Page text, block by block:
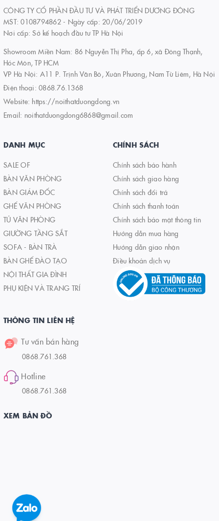
CÔNG TY CỔ PHẦN ĐẦU TƯ VÀ PHÁT TRIỂN DƯƠNG ĐÔNG
MST: 0108794862 - Ngày cấp: 20/06/2019
Nơi cấp: Sở kế hoạch đầu tư TP Hà Nội
Showroom Miền Nam: 86 Nguyễn Thị Pha, ấp 6, xã Đông Thạnh,
Hóc Môn, TP HCM
VP Hà Nội: A11 P. Trịnh Văn Bô, Xuân Phương, Nam Từ Liêm, Hà Nội
Điện thoại: 0868.76.1368
Website: https://noithatduongdong.vn
Email: noithatduongdong6868@gmail.com
DANH MỤC
SALE OF
BÀN VĂN PHÒNG
BÀN GIÁM ĐỐC
GHẾ VĂN PHÒNG
TỦ VĂN PHÒNG
GIƯỜNG TẦNG SẮT
SOFA - BÀN TRÀ
BÀN GHẾ ĐÀO TẠO
NỘI THẤT GIA ĐÌNH
PHỤ KIỆN VÀ TRANG TRÍ
CHÍNH SÁCH
Chính sách bảo hành
Chính sách giao hàng
Chính sách đổi trả
Chính sách thanh toán
Chính sách bảo mật thông tin
Hướng dẫn mua hàng
Hướng dẫn giao nhận
Điều khoản dịch vụ
THÔNG TIN LIÊN HỆ
Tư vấn bán hàng
0868.761.368
Hotline
0868.761.368
XEM BẢN ĐỒ